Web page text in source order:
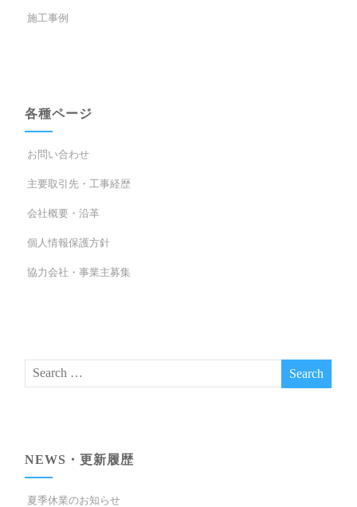
施工事例
各種ページ
お問い合わせ
主要取引先・工事経歴
会社概要・沿革
個人情報保護方針
協力会社・事業主募集
NEWS・更新履歴
夏季休業のお知らせ